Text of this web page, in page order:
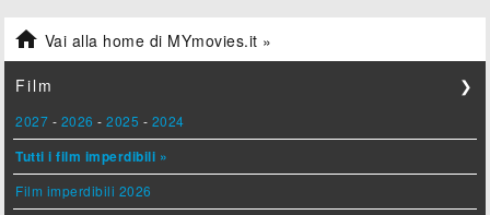
 Vai alla home di MYmovies.it »
Film ❯
2027 - 2026 -2025 - 2024
Tutti i film imperdibili »
Film imperdibili 2026